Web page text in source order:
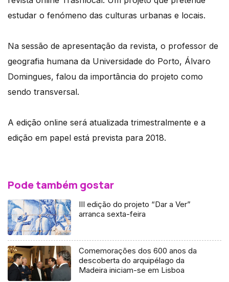
estudar o fenómeno das culturas urbanas e locais.
Na sessão de apresentação da revista, o professor de
geografia humana da Universidade do Porto, Álvaro
Domingues, falou da importância do projeto como
sendo transversal.
A edição online será atualizada trimestralmente e a
edição em papel está prevista para 2018.
Pode também gostar
III edição do projeto “Dar a Ver”
arranca sexta-feira
Comemorações dos 600 anos da
descoberta do arquipélago da
Madeira iniciam-se em Lisboa